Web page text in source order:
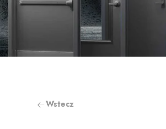
Wstecz